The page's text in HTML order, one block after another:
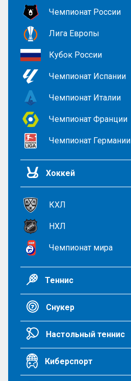
Чемпионат России
Лига Европы
Кубок России
Чемпионат Испании
Чемпионат Италии
Чемпионат Франции
Чемпионат Германии
Хоккей
КХЛ
НХЛ
Чемпионат мира
Теннис
Снукер
Настольный теннис
Киберспорт